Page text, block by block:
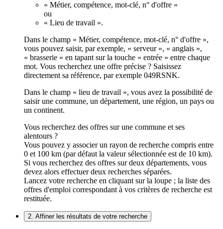
« Métier, compétence, mot-clé, n° d'offre »
ou
« Lieu de travail ».
Dans le champ « Métier, compétence, mot-clé, n° d'offre »,
vous pouvez saisir, par exemple, « serveur », « anglais »,
« brasserie » en tapant sur la touche « entrée » entre chaque
mot. Vous recherchez une offre précise ? Saisissez
directement sa référence, par exemple 049RSNK.
Dans le champ « lieu de travail », vous avez la possibilité de
saisir une commune, un département, une région, un pays ou
un continent.
Vous recherchez des offres sur une commune et ses
alentours ?
Vous pouvez y associer un rayon de recherche compris entre
0 et 100 km (par défaut la valeur sélectionnée est de 10 km).
Si vous recherchez des offres sur deux départements, vous
devez alors effectuer deux recherches séparées.
Lancez votre recherche en cliquant sur la loupe ; la liste des
offres d'emploi correspondant à vos critères de recherche est
restituée.
2. Affiner les résultats de votre recherche